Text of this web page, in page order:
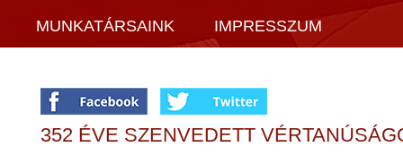
MUNKATÁRSAINK IMPRESSZUM
352 ÉVE SZENVEDETT